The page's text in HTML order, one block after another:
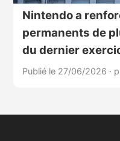
Nintendo a
permanents de
du dernier
Publié le 27/06/2026 ·